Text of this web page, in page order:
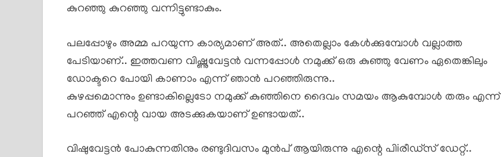
കുറഞ്ഞു കുറഞ്ഞു വന്നിട്ടുണ്ടാകും.
പലപ്പോഴും അമ്മ പറയുന്ന കാര്യമാണ് അത്.. അതെല്ലാം കേൾക്കുമ്പോൾ വല്ലാത്ത
പേടിയാണ്.. ഇത്തവണ വിഷ്ണുവേട്ടൻ വന്നപ്പോൾ നമുക്ക് ഒരു കുഞ്ഞു വേണം ഏതെങ്കിലും
ഡോക്ടറെ പോയി കാണാം എന്ന് ഞാൻ പറഞ്ഞിരുന്നു..
കുഴപ്പമൊന്നും ഉണ്ടാകില്ലെടോ നമുക്ക് കുഞ്ഞിനെ ദൈവം സമയം ആകുമ്പോൾ തരും എന്ന്
പറഞ്ഞ് എന്റെ വായ അടക്കുകയാണ് ഉണ്ടായത്..
വിഷുവേട്ടൻ പോകുന്നതിനും രണ്ടുദിവസം മുൻപ് ആയിരുന്നു എന്റെ പിiരീഡ്സ് ഡേറ്റ്..